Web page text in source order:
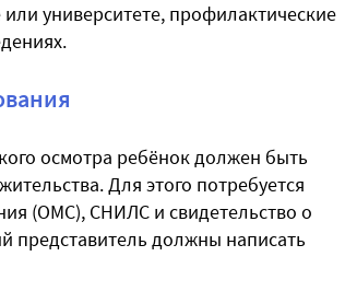
университете, профилактические
осмотра ребёнок должен быть
Для этого потребуется
(ОМС), СНИЛС и свидетельство о
представитель должны написать